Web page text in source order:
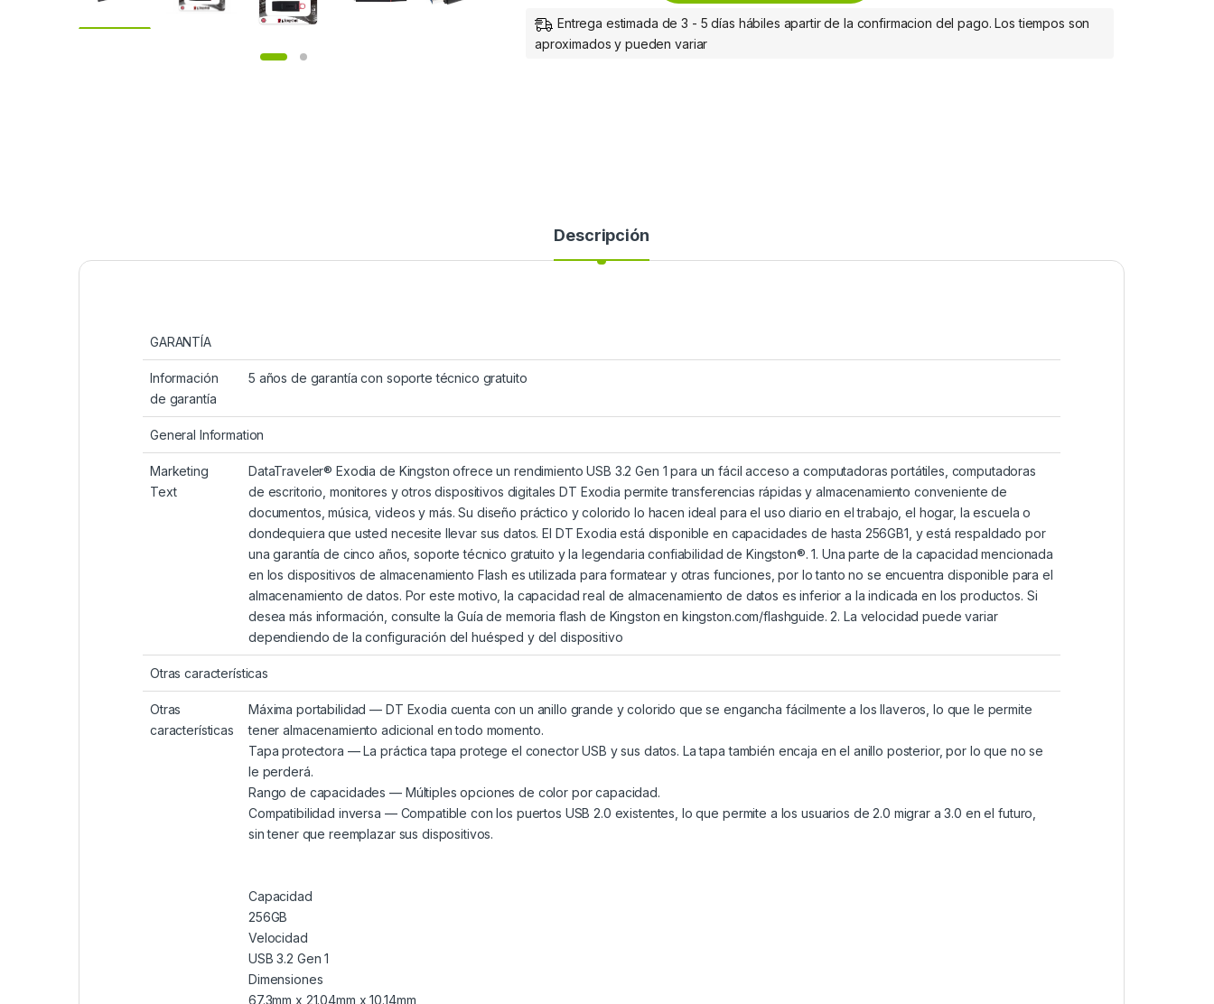
Entrega estimada de 3 - 5 días hábiles apartir de la confirmacion del pago. Los tiempos son
aproximados y pueden variar
Descripción
GARANTÍA
Información
de garantía
5 años de garantía con soporte técnico gratuito
General Information
Marketing
Text
DataTraveler® Exodia de Kingston ofrece un rendimiento USB 3.2 Gen 1 para un fácil acceso a computadoras portátiles, computadoras
de escritorio, monitores y otros dispositivos digitales DT Exodia permite transferencias rápidas y almacenamiento conveniente de
documentos, música, videos y más. Su diseño práctico y colorido lo hacen ideal para el uso diario en el trabajo, el hogar, la escuela o
dondequiera que usted necesite llevar sus datos. El DT Exodia está disponible en capacidades de hasta 256GB1, y está respaldado por
una garantía de cinco años, soporte técnico gratuito y la legendaria confiabilidad de Kingston®. 1. Una parte de la capacidad mencionada
en los dispositivos de almacenamiento Flash es utilizada para formatear y otras funciones, por lo tanto no se encuentra disponible para el
almacenamiento de datos. Por este motivo, la capacidad real de almacenamiento de datos es inferior a la indicada en los productos. Si
desea más información, consulte la Guía de memoria flash de Kingston en kingston.com/flashguide. 2. La velocidad puede variar
dependiendo de la configuración del huésped y del dispositivo
Otras características
Otras
características
Máxima portabilidad — DT Exodia cuenta con un anillo grande y colorido que se engancha fácilmente a los llaveros, lo que le permite
tener almacenamiento adicional en todo momento.
Tapa protectora — La práctica tapa protege el conector USB y sus datos. La tapa también encaja en el anillo posterior, por lo que no se
le perderá.
Rango de capacidades — Múltiples opciones de color por capacidad.
Compatibilidad inversa — Compatible con los puertos USB 2.0 existentes, lo que permite a los usuarios de 2.0 migrar a 3.0 en el futuro,
sin tener que reemplazar sus dispositivos.
Capacidad
256GB
Velocidad
USB 3.2 Gen 1
Dimensiones
67.3mm x 21.04mm x 10.14mm